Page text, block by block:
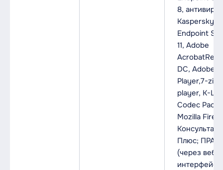
8, антивирус
Kaspersky
Endpoint
11, Adobe
DC, Adobe
Player,7-zip,
player, K-
Codec Pack,
Mozilla
Консультант
Плюс;
(через веб-
интерфейс),